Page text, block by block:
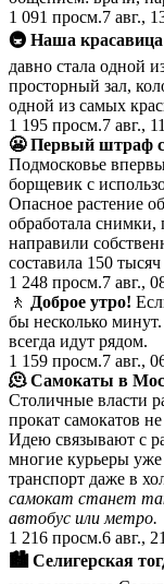
1 091 просм.7 авг.,
🚇 Наша красавица
давно стала одной
просторный зал,
одной из самых
1 195 просм.7 авг.,
😬 Первый штраф
Подмосковье
борщевик с
Опасное растение
обработала снимки,
направили
составила 150
1 248 просм.7 авг.,
🚶 Доброе утро!
бы несколько
всегда идут рядом.
1 159 просм.7 авг.,
🫠 Самокаты в
Столичные власти
прокат самокатов
Идею связывают с
многие курьеры
транспорт даже в
самокат станет
автобус или метро.
1 216 просм.6 авг.,
🏙 Селигерская